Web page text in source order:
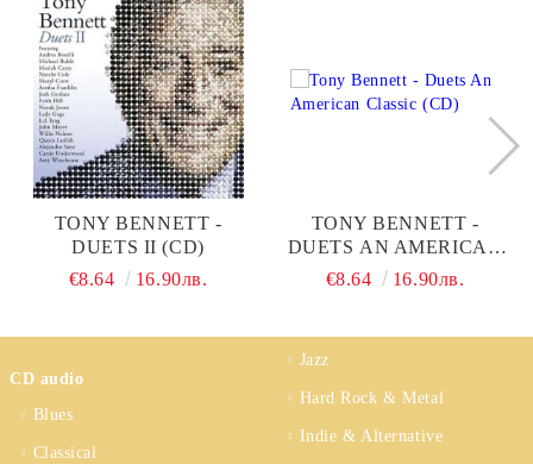
TONY BENNETT -
DUETS II (CD)
€8.64
16.90лв.
TONY BENNETT -
DUETS AN AMERICAN
CLASSIC (CD)
€8.64 16.90лв.
CD audio
Blues
Classical
Jazz
Hard Rock & Metal
Indie & Alternative